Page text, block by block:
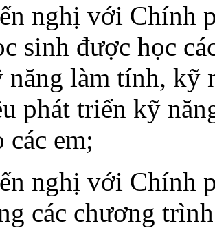
nghị với Chính
sinh được học
năng làm tính, kỹ
phát triển kỹ
các em;
nghị với Chính
các chương